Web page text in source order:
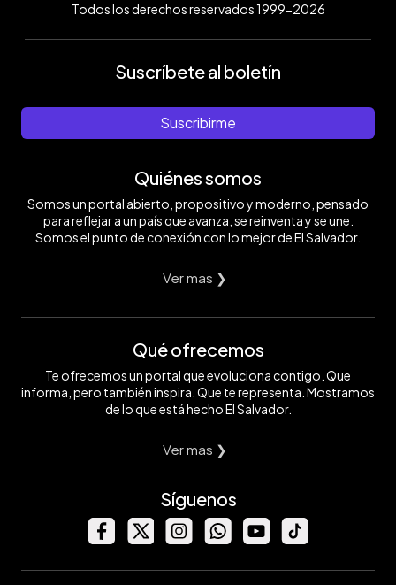
Todos los derechos reservados 1999-2026
Suscríbete al boletín
Suscribirme
Quiénes somos
Somos un portal abierto, propositivo y moderno, pensado
para reflejar a un país que avanza, se reinventa y se une.
Somos el punto de conexión con lo mejor de El Salvador.
Ver mas ❯
Qué ofrecemos
Te ofrecemos un portal que evoluciona contigo. Que
informa, pero también inspira. Que te representa. Mostramos
de lo que está hecho El Salvador.
Ver mas ❯
Síguenos